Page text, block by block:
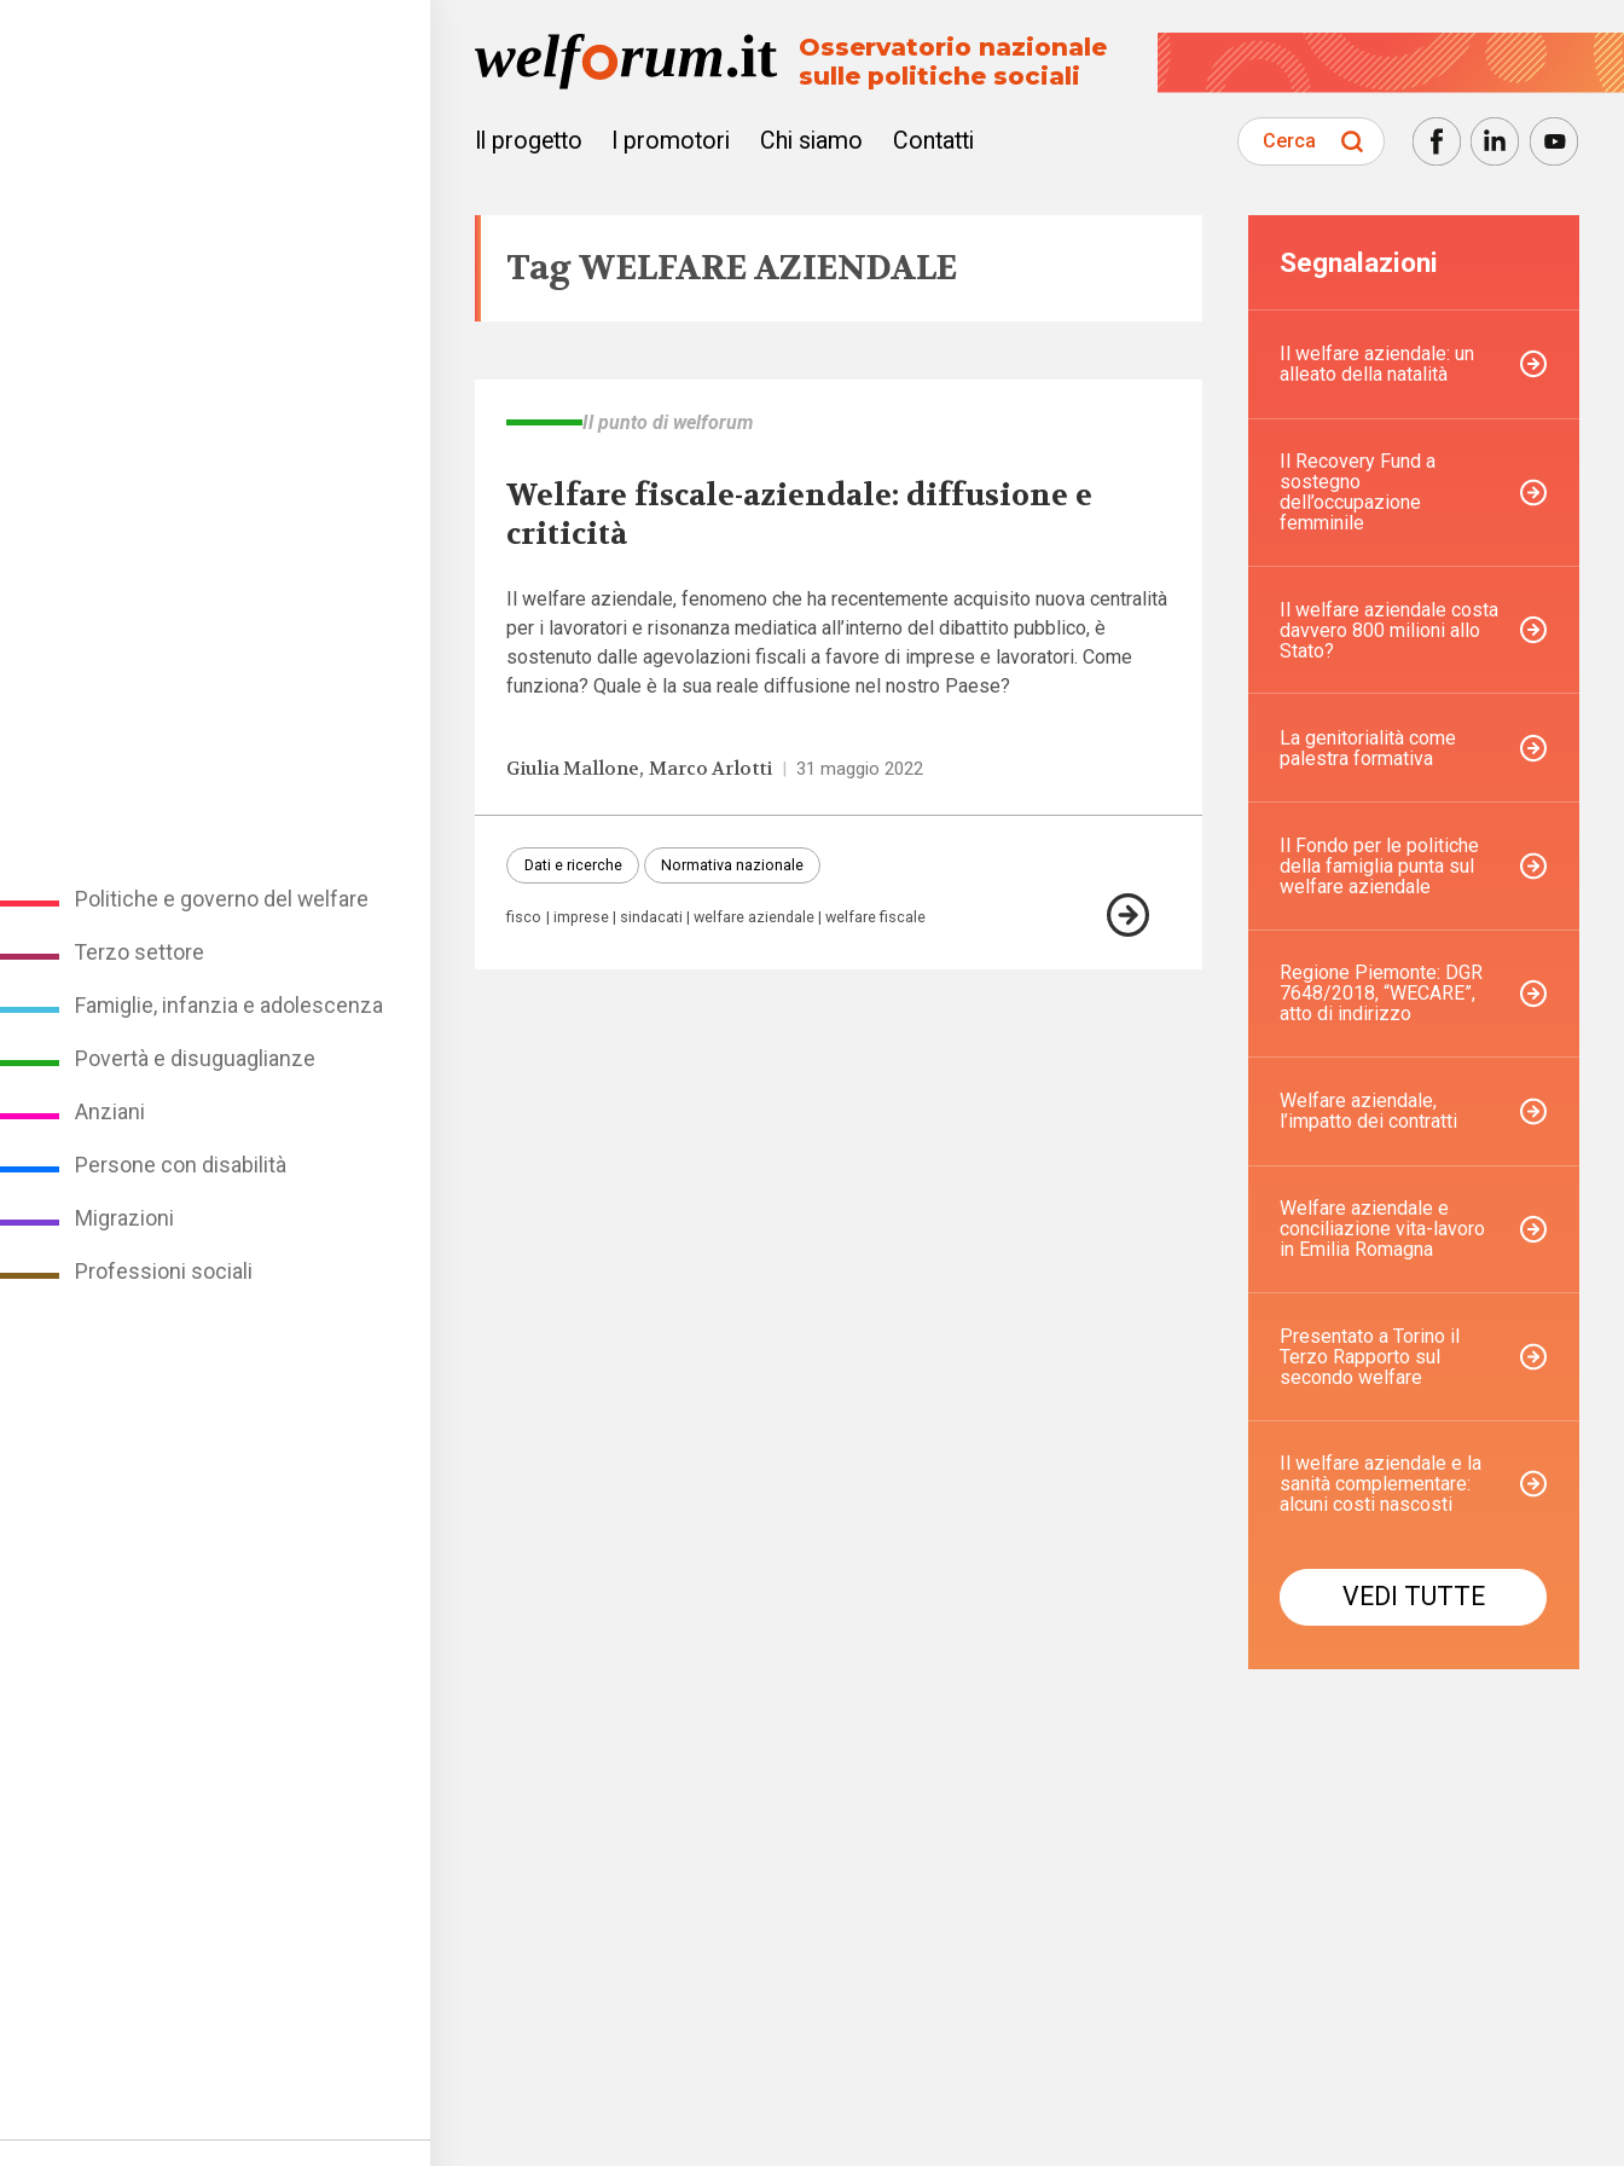
Politiche e governo del welfare
Terzo settore
Famiglie, infanzia e adolescenza
Povertà e disuguaglianze
Anziani
Persone con disabilità
Migrazioni
Professioni sociali
Osservatorio nazionale
sulle politiche sociali
Il progetto I promotori Chi siamo Contatti Cerca
TagWELFARE AZIENDALE
Il punto di welforum
Welfare fiscale-aziendale: diffusione e
criticità
Il welfare aziendale, fenomeno che ha recentemente acquisito nuova centralità
per i lavoratori e risonanza mediatica all’interno del dibattito pubblico, è
sostenuto dalle agevolazioni fiscali a favore di imprese e lavoratori. Come
funziona? Quale è la sua reale diffusione nel nostro Paese?
Giulia Mallone Marco Arlotti | 31 maggio 2022
Dati e ricerche Normativa nazionale
fisco imprese sindacati welfare aziendale welfare fiscale
Segnalazioni
Il welfare aziendale: un
alleato della natalità
Il Recovery Fund a
sostegno
dell’occupazione
femminile
Il welfare aziendale costa
davvero 800 milioni allo
Stato?
La genitorialità come
palestra formativa
Il Fondo per le politiche
della famiglia punta sul
welfare aziendale
Regione Piemonte: DGR
7648/2018, “WECARE”,
atto di indirizzo
Welfare aziendale,
l’impatto dei contratti
Welfare aziendale e
conciliazione vita-lavoro
in Emilia Romagna
Presentato a Torino il
Terzo Rapporto sul
secondo welfare
Il welfare aziendale e la
sanità complementare:
alcuni costi nascosti
VEDI TUTTE